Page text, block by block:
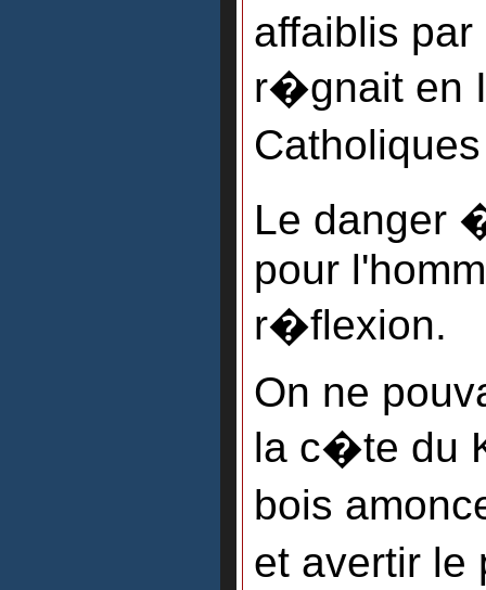
affaiblis
r�gnait en
Le danger
pour
r�flexion.
On ne
la c�te du
bois
et avertir le